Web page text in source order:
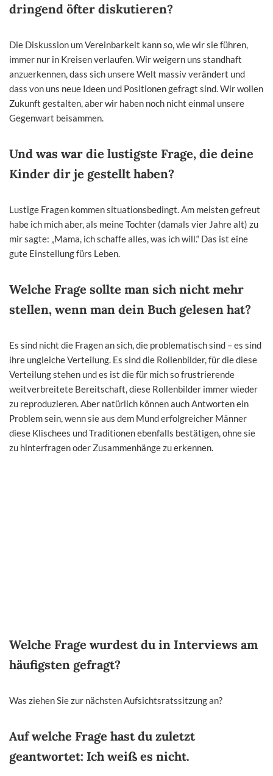
dringend öfter diskutieren?
Die Diskussion um Vereinbarkeit kann so, wie wir sie führen,
immer nur in Kreisen verlaufen. Wir weigern uns standhaft
anzuerkennen, dass sich unsere Welt massiv verändert und
dass von uns neue Ideen und Positionen gefragt sind. Wir wollen
Zukunft gestalten, aber wir haben noch nicht einmal unsere
Gegenwart beisammen.
Und was war die lustigste Frage, die deine
Kinder dir je gestellt haben?
Lustige Fragen kommen situationsbedingt. Am meisten gefreut
habe ich mich aber, als meine Tochter (damals vier Jahre alt) zu
mir sagte: „Mama, ich schaffe alles, was ich will.“ Das ist eine
gute Einstellung fürs Leben.
Welche Frage sollte man sich nicht mehr
stellen, wenn man dein Buch gelesen hat?
Es sind nicht die Fragen an sich, die problematisch sind – es sind
ihre ungleiche Verteilung. Es sind die Rollenbilder, für die diese
Verteilung stehen und es ist die für mich so frustrierende
weitverbreitete Bereitschaft, diese Rollenbilder immer wieder
zu reproduzieren. Aber natürlich können auch Antworten ein
Problem sein, wenn sie aus dem Mund erfolgreicher Männer
diese Klischees und Traditionen ebenfalls bestätigen, ohne sie
zu hinterfragen oder Zusammenhänge zu erkennen.
Welche Frage wurdest du in Interviews am
häufigsten gefragt?
Was ziehen Sie zur nächsten Aufsichtsratssitzung an?
Auf welche Frage hast du zuletzt
geantwortet: Ich weiß es nicht.